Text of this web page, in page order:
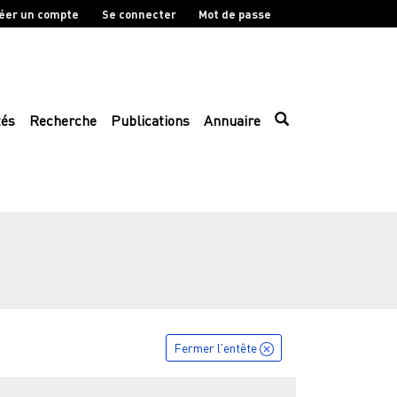
un compte Se connecter Mot de passe
Recherche Publications Annuaire
Fermer l'entête